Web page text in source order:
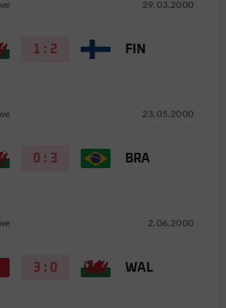
29.03.2000
1 : 2 FIN
23.05.2000
0 : 3 BRA
2.06.2000
3 : 0 WAL